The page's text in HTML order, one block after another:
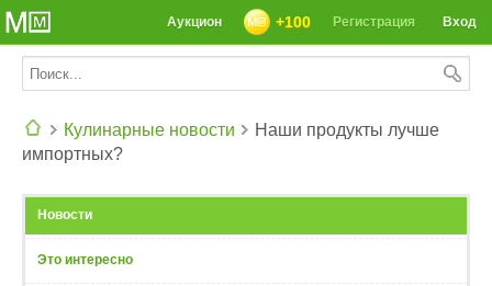
Вход
Регистрация
+100
Аукцион
Кулинарные новости
Наши продукты лучше
импортных?
Новости
Это интересно